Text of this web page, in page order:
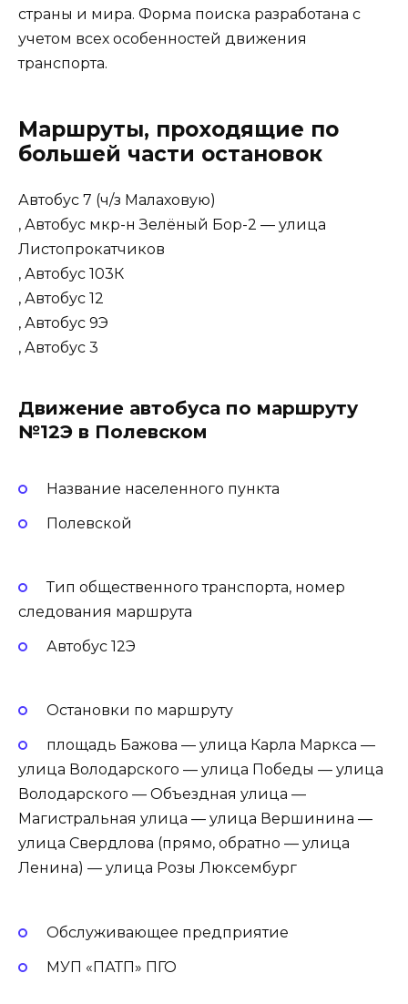
страны и мира. Форма поиска разработана с
учетом всех особенностей движения
транспорта.
Маршруты, проходящие по
большей части остановок
Автобус 7 (ч/з Малаховую)
, Автобус мкр-н Зелёный Бор-2 — улица
Листопрокатчиков
, Автобус 103К
, Автобус 12
, Автобус 9Э
, Автобус 3
Движение автобуса по маршруту
№12Э в Полевском
Название населенного пункта
Полевской
Тип общественного транспорта, номер
следования маршрута
Автобус 12Э
Остановки по маршруту
площадь Бажова — улица Карла Маркса —
улица Володарского — улица Победы — улица
Володарского — Объездная улица —
Магистральная улица — улица Вершинина —
улица Свердлова (прямо, обратно — улица
Ленина) — улица Розы Люксембург
Обслуживающее предприятие
МУП «ПАТП» ПГО